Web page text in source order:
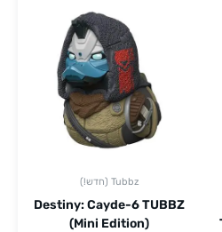
(!חדש) Tubbz
Destiny: Cayde-6 TUBBZ
(Mini Edition)